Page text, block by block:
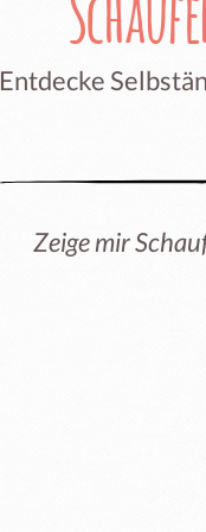
Entdecke
Zeige mir